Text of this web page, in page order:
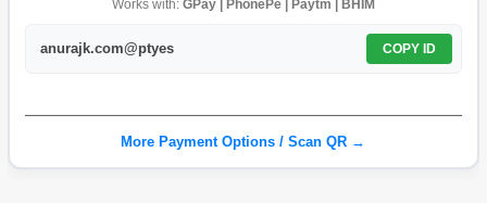
Works with: GPay | PhonePe | Paytm | BHIM
anurajk.com@ptyes COPY ID
More Payment Options / Scan QR →